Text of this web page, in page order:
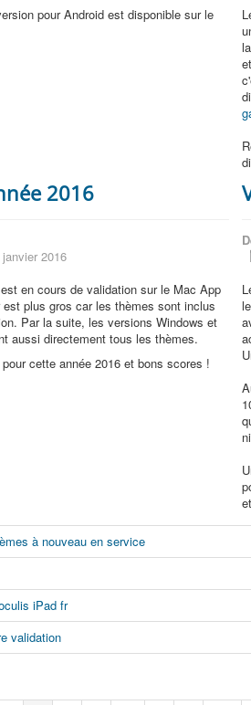
pour Android est disponible sur le
2016
2016
en cours de validation sur le Mac App
plus gros car les thèmes sont inclus
Par la suite, les versions Windows et
aussi directement tous les thèmes.
cette année 2016 et bons scores !
à nouveau en service
iPad fr
validation